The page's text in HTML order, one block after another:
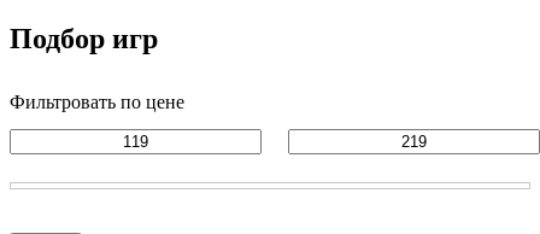
Подбор игр
Фильтровать по цене